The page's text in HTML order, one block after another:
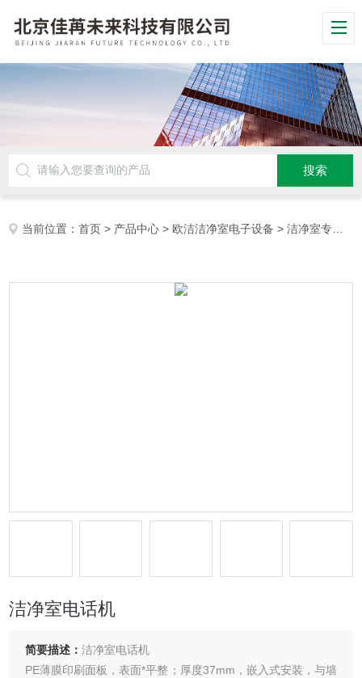
当前位置：首页 > 产品中心 > 欧洁洁净室电子设备 >洁净室专用电话机
洁净室电话机
简要描述：洁净室电话机
PE薄膜印刷面板，表面*平整；厚度37mm，嵌入式安装，与墙